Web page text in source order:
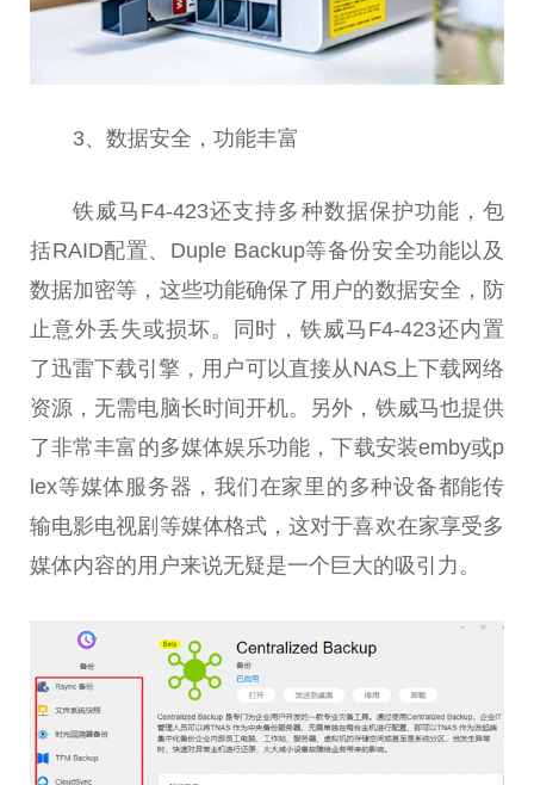
3、数据安全，功能丰富
铁威马F4-423还支持多种数据保护功能，包
括RAID配置、Duple Backup等备份安全功能以及
数据加密等，这些功能确保了用户的数据安全，防
止意外丢失或损坏。同时，铁威马F4-423还内置
了迅雷下载引擎，用户可以直接从NAS上下载网络
资源，无需电脑长时间开机。另外，铁威马也提供
了非常丰富的多媒体娱乐功能，下载安装emby或p
lex等媒体服务器，我们在家里的多种设备都能传
输电影电视剧等媒体格式，这对于喜欢在家享受多
媒体内容的用户来说无疑是一个巨大的吸引力。